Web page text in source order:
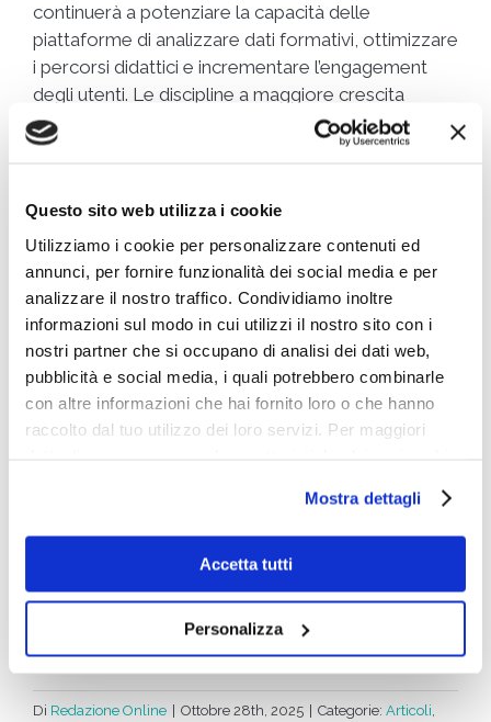
Questo sito web utilizza i cookie
Utilizziamo i cookie per personalizzare contenuti ed
annunci, per fornire funzionalità dei social media e per
analizzare il nostro traffico. Condividiamo inoltre
informazioni sul modo in cui utilizzi il nostro sito con i
nostri partner che si occupano di analisi dei dati web,
pubblicità e social media, i quali potrebbero combinarle
con altre informazioni che hai fornito loro o che hanno
raccolto dal tuo utilizzo dei loro servizi. Per maggiori
Mostra dettagli
Accetta tutti
Personalizza
continuerà a potenziare la capacità delle
piattaforme di analizzare dati formativi, ottimizzare
i percorsi didattici e incrementare l’engagement
degli utenti. Le discipline a maggiore crescita
resteranno le
digital marketing, la
cybersecurity
competenze green, ambiti
Si stima che
parteciperanno ad almeno un corso online entro il
2027, mentre l’iniziativa governativa“Italia
Digitale 2026”, sostenuta dai fondi PNRR,
favorirà l’accesso alle infrastrutture tecnologiche e
alla formazione sulle competenze digitali.
Nonostante un persistere del divario con i Paesi
del Nord Europa, la traiettoria è chiaramente
piattaforme private e impresestanno
operatori capaci di innovare linguaggi, contenuti e
tecnologie.
Di Redazione Online Ottobre 28th, 2025 Categorie: Articoli,